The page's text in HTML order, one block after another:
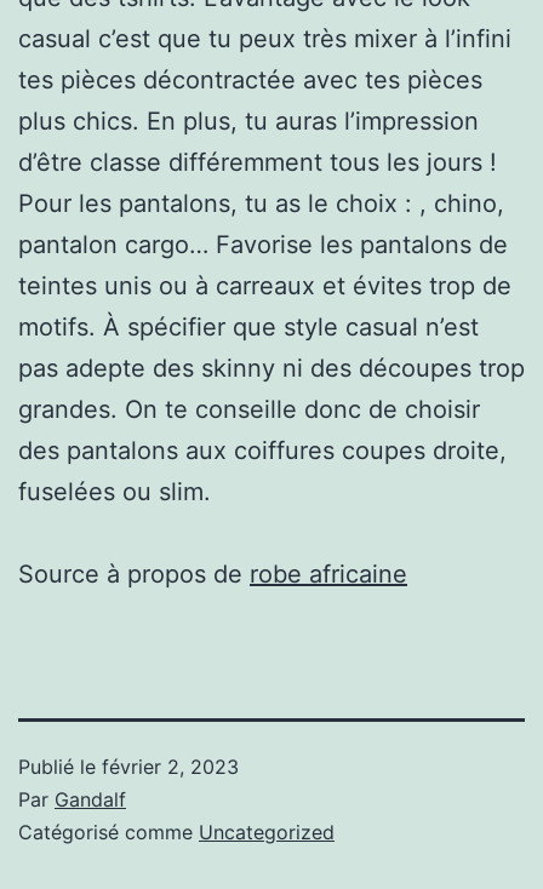
casual c’est que tu peux très mixer à l’infini
tes pièces décontractée avec tes pièces
plus chics. En plus, tu auras l’impression
d’être classe différemment tous les jours !
Pour les pantalons, tu as le choix : , chino,
pantalon cargo… Favorise les pantalons de
teintes unis ou à carreaux et évites trop de
motifs. À spécifier que style casual n’est
pas adepte des skinny ni des découpes trop
grandes. On te conseille donc de choisir
des pantalons aux coiffures coupes droite,
fuselées ou slim.
Source à propos de robe africaine
Publié le février 2, 2023
Par Gandalf
Catégorisé comme Uncategorized